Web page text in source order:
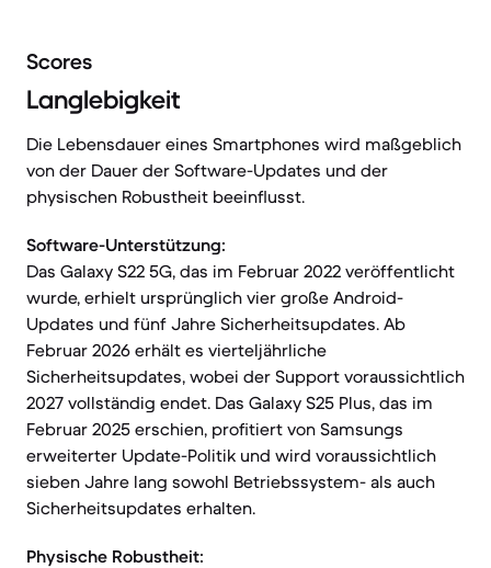
Scores
Langlebigkeit
Die Lebensdauer eines Smartphones wird maßgeblich
von der Dauer der Software-Updates und der
physischen Robustheit beeinflusst.
Software-Unterstützung:
Das Galaxy S22 5G, das im Februar 2022 veröffentlicht
wurde, erhielt ursprünglich vier große Android-
Updates und fünf Jahre Sicherheitsupdates. Ab
Februar 2026 erhält es vierteljährliche
Sicherheitsupdates, wobei der Support voraussichtlich
2027 vollständig endet. Das Galaxy S25 Plus, das im
Februar 2025 erschien, profitiert von Samsungs
erweiterter Update-Politik und wird voraussichtlich
sieben Jahre lang sowohl Betriebssystem- als auch
Sicherheitsupdates erhalten.
Physische Robustheit: